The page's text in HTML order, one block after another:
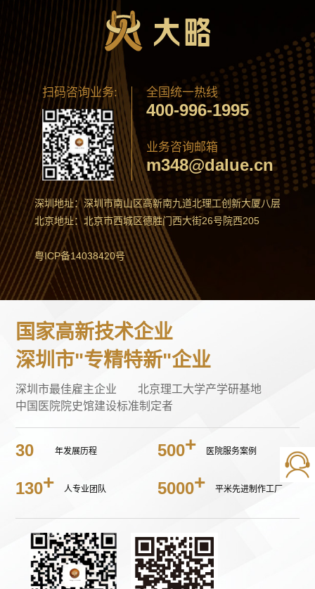
扫码咨询业务: 全国统一热线
400-996-1995
业务咨询邮箱
m348@dalue.cn
深圳地址：深圳市南山区高新南九道北理工创新大厦八层
北京地址：北京市西城区德胜门西大街26号院西205
粤ICP备14038420号
国家高新技术企业
深圳市"专精特新"企业
深圳市最佳雇主企业
北京理工大学产学研基地
中国医院院史馆建设标准制定者
30 年发展历程 500 医院服务案例
130 人专业团队 5000 平米先进制作工厂